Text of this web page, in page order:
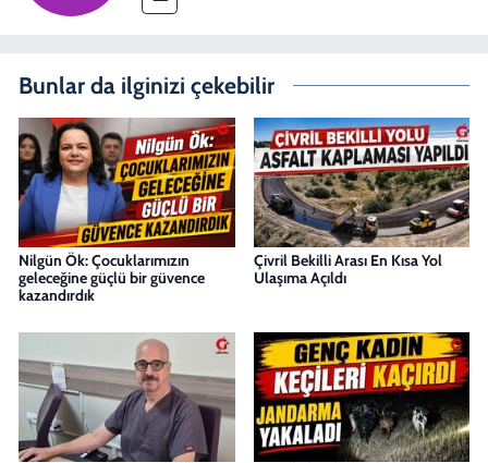
Bunlar da ilginizi çekebilir
Nilgün Ök: Çocuklarımızın
geleceğine güçlü bir güvence
kazandırdık
Çivril Bekilli Arası En Kısa Yol
Ulaşıma Açıldı